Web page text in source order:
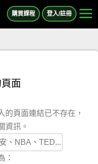
購買課程 登入/註冊
面
的頁面連結已不存在，
資訊。
：